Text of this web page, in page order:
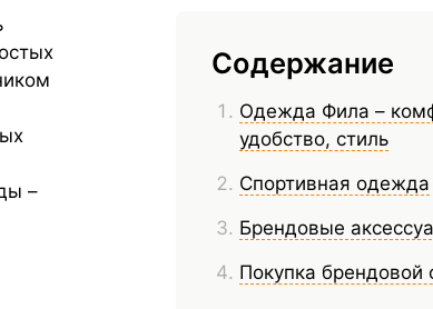
Содержание
Одежда Фила –
удобство, стиль
Спортивная одежда
Брендовые
Покупка
–